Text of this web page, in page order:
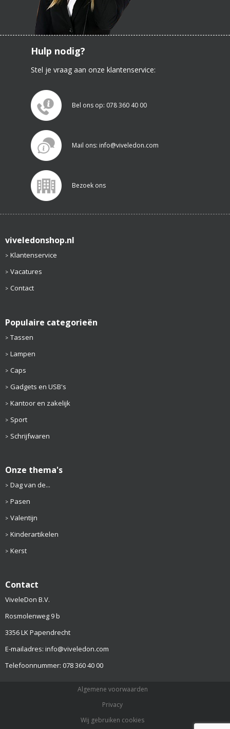
Hulp nodig?
Stel je vraag aan onze klantenservice:
Bel ons op: 078 360 40 00
Mail ons: info@viveledon.com
Bezoek ons
viveledonshop.nl
Klantenservice
Vacatures
Contact
Populaire categorieën
Tassen
Lampen
Caps
Gadgets en USB's
Kantoor en zakelijk
Sport
Schrijfwaren
Onze thema's
Dag van de...
Pasen
Valentijn
Kinderartikelen
Kerst
Contact
ViveleDon B.V.
Rosmolenweg 9 b
3356 LK Papendrecht
E-mailadres: info@viveledon.com
Telefoonnummer: 078 360 40 00
Algemene voorwaarden
Privacy
Wij gebruiken cookies